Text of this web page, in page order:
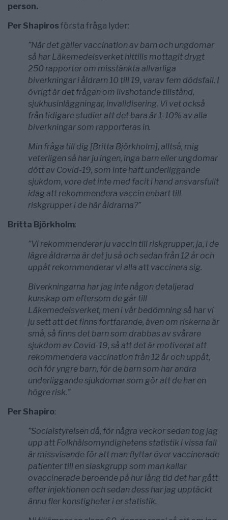
person.
Per Shapirosförsta fråga lyder:
”När det gäller vaccination av barn och ungdomar
så har Läkemedelsverket hittills mottagit drygt
250 rapporter om misstänkta allvarliga
biverkningar i åldrarn 10 till 19, varav fem dödsfall. I
övrigt är det frågan om livshotande tillstånd,
sjukhusinläggningar, invalidisering. Vi vet också
från tidigare studier att det bara är 1-10% av alla
biverkningar som rapporteras in.
Min fråga till dig [Britta Björkholm], alltså, mig
veterligen så har ju ingen, inga barn eller ungdomar
dött av Covid-19, som inte haft underliggande
sjukdom, vore det inte med facit i hand ansvarsfullt
idag att rekommendera vaccin enbart till
riskgrupper i de här åldrarna?”
Britta Björkholm:
”Vi rekommenderar ju vaccin till riskgrupper, ja, i de
lägre åldrarna är det ju så och sedan från 12 år och
uppåt rekommenderar vi alla att vaccinera sig.
Biverkningarna har jag inte någon detaljerad
kunskap om eftersom de går till
Läkemedelsverket, men i vår bedömning så har vi
ju sett att det finns fortfarande, även om riskerna är
små, så finns det barn som drabbas av svårare
sjukdom av Covid-19, så att det är motiverat att
rekommendera vaccination från 12 år och uppåt,
och för yngre barn, för de barn som har andra
underliggande sjukdomar som gör att de har en
högre risk.”
Per Shapiro:
”Socialstyrelsen då, för några veckor sedan tog jag
upp att Folkhälsomyndighetens statistik i vissa fall
är missvisande för att man flyttar över vaccinerade
patienter till en slaskgrupp som man kallar
ovaccinerade beroende på hur lång tid det har gått
efter injektionen och sedan dess har jag upptäckt
ännu fler konstigheter i er statistik.